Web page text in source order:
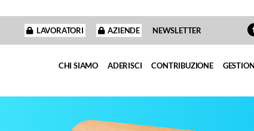
LAVORATORI AZIENDE NEWSLETTER
CHI SIAMO ADERISCI CONTRIBUZIONE